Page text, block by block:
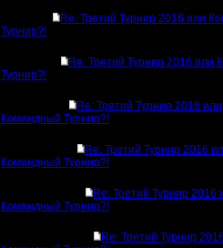
Re: Третий Турнир 2016 или
Турнир?!
Re: Третий Турнир 2016 или
Турнир?!
Re: Третий Турнир 2016 или
Командный Турнир?!
Re: Третий Турнир 2016
Командный Турнир?!
Re: Третий Турнир 2016
Командный Турнир?!
Re: Третий Турнир